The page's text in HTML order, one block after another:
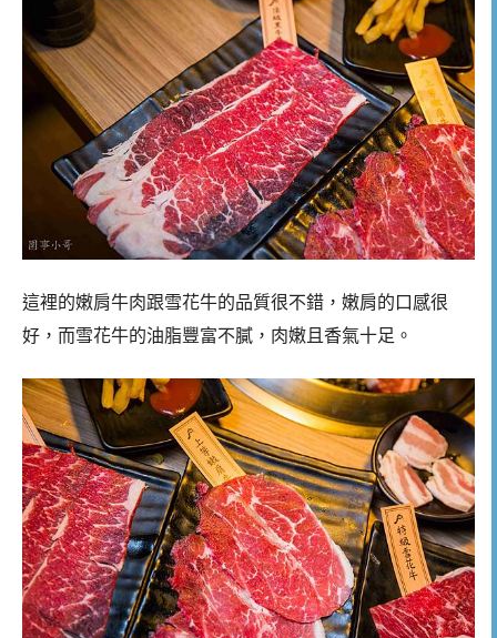
這裡的嫩肩牛肉跟雪花牛的品質很不錯，嫩肩的口感很
好，而雪花牛的油脂豐富不膩，肉嫩且香氣十足。